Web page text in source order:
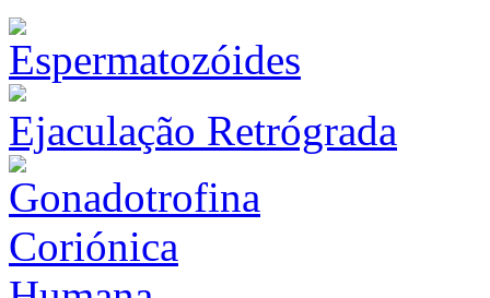
Ejaculação Retrógrada